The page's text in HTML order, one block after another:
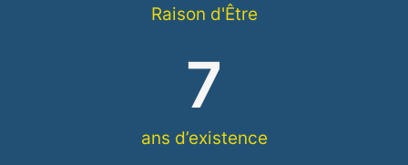
Raison d'Être
ans d’existence
7